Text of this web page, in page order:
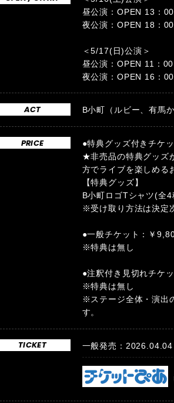
昼公演：OPEN 13：
夜公演：OPEN 18：
＜5/17(日)公演＞
昼公演：OPEN 11：
夜公演：OPEN 16：
ACT B小町（ルビー、有馬
PRICE
●特典グッズ付きチケ
★非売品の特典グッズ
方でライブを楽しめる
【特典グッズ】
B小町ロゴTシャツ(全
※受け取り方法は決定
●一般チケット：￥
※特典は無し
●注釈付き見切れチケ
※特典は無し
※ステージ全体・演出
す。
TICKET 一般発売：2026.04.04